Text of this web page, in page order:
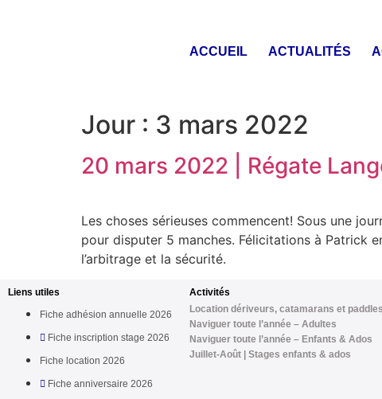
ACCUEIL ACTUALITÉS
Jour : 3 mars 2022
20 mars 2022 | Régate
Les choses sérieuses commencent! Sous une
pour disputer 5 manches. Félicitations à Patrick
l’arbitrage et la sécurité.
Liens utiles
Fiche adhésion annuelle 2026
Fiche inscription stage 2026
Fiche location 2026
Fiche anniversaire 2026
Activités
Location dériveurs, catamarans et paddles
Naviguer toute l’année – Adultes
Naviguer toute l’année – Enfants & Ados
Juillet-Août | Stages enfants & ados